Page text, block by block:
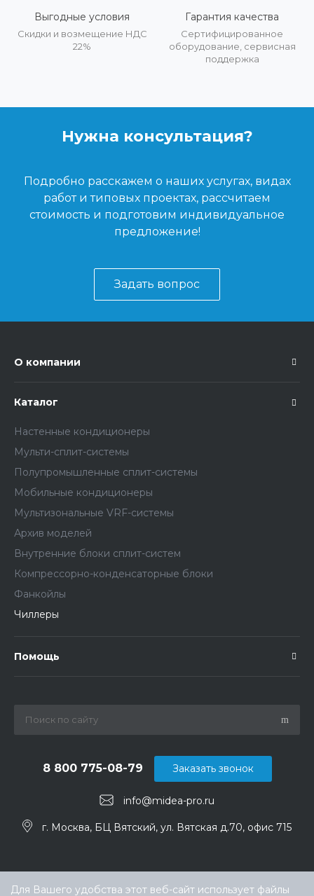
Выгодные условия
Скидки и возмещение НДС
22%
Гарантия качества
Сертифицированное
оборудование, сервисная
поддержка
Нужна консультация?
Подробно расскажем о наших услугах, видах
работ и типовых проектах, рассчитаем
стоимость и подготовим индивидуальное
предложение!
Задать вопрос
О компании
Каталог
Настенные кондиционеры
Мульти-сплит-системы
Полупромышленные сплит-системы
Мобильные кондиционеры
Мультизональные VRF-системы
Архив моделей
Внутренние блоки сплит-систем
Компрессорно-конденсаторные блоки
Фанкойлы
Чиллеры
Помощь
info@midea-pro.ru
8 800 775-08-79
г. Москва, БЦ Вятский, ул. Вятская д.70, офис 715
Заказать звонок
Для Вашего удобства этот веб-сайт использует файлы